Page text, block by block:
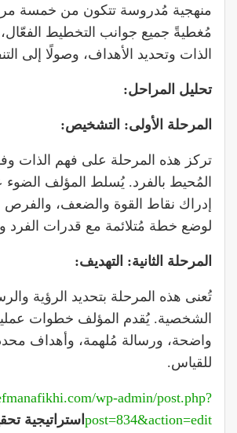
منهجية مُدروسة تتكون من خمسة
مُغطيةً جميع جوانب التخطيط
الذات وتحديد الأهداف، وصولًا إلى
تحليل المراحل:
المرحلة الأولى: التشخيص:
تركز هذه المرحلة على فهم الذات
المُحيط بالفرد. يُسلط المؤلف الضوء
إدراك نقاط القوة والضعف، والفرص
لوضع خطة مُتلائمة مع قدرات الفرد
المرحلة الثانية: التهديف:
تُعنى هذه المرحلة بتحديد الرؤية
الشخصية. يُقدم المؤلف خطوات
واضحة، ورسالة مُلهمة، وأهداف
للقياس.
wp-admin/post.php?
post=834&action=edit استراتيجية